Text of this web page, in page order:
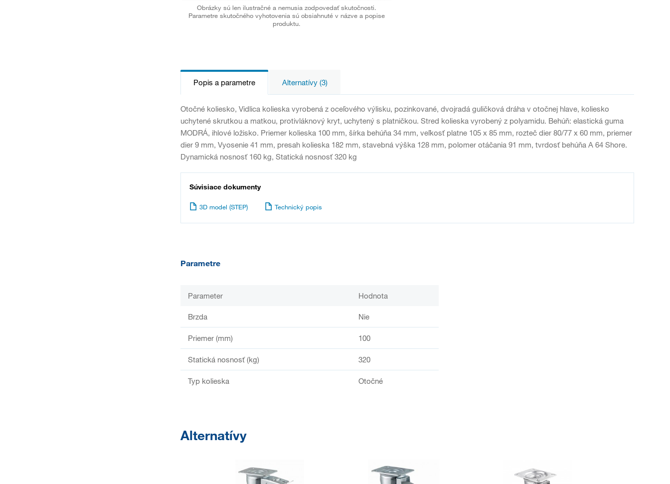
Obrázky sú len ilustračné a nemusia zodpovedať skutočnosti.
Parametre skutočného vyhotovenia sú obsiahnuté v názve a popise
produktu.
Popis a parametre Alternatívy (3)
Otočné koliesko, Vidlica kolieska vyrobená z oceľového výlisku, pozinkované, dvojradá guličková dráha v otočnej hlave, koliesko
uchytené skrutkou a matkou, protivláknový kryt, uchytený s platničkou. Stred kolieska vyrobený z polyamidu. Behúň: elastická guma
MODRÁ, ihlové ložisko. Priemer kolieska 100 mm, šírka behúňa 34 mm, veľkosť platne 105 x 85 mm, rozteč dier 80/77 x 60 mm, priemer
dier 9 mm, Vyosenie 41 mm, presah kolieska 182 mm, stavebná výška 128 mm, polomer otáčania 91 mm, tvrdosť behúňa A 64 Shore.
Dynamická nosnosť 160 kg, Statická nosnosť 320 kg
Súvisiace dokumenty
3D model (STEP) Technický popis
Parametre
Parameter Hodnota
Brzda Nie
Priemer (mm) 100
Statická nosnosť (kg) 320
Typ kolieska Otočné
Alternatívy